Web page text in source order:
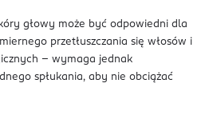
głowy może być odpowiedni dla
przetłuszczania się włosów i
– wymaga jednak
spłukania, aby nie obciążać